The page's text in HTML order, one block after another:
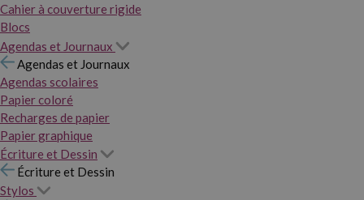
Cahier à couverture rigide
Blocs
Agendas et Journaux
Agendas et Journaux
Agendas scolaires
Papier coloré
Recharges de papier
Papier graphique
Écriture et Dessin
Écriture et Dessin
Stylos